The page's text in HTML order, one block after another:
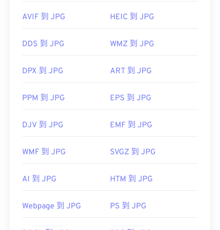
AVIF 到 JPG HEIC 到 JPG
DDS 到 JPG WMZ 到 JPG
DPX 到 JPG ART 到 JPG
PPM 到 JPG EPS 到 JPG
DJV 到 JPG EMF 到 JPG
WMF 到 JPG SVGZ 到 JPG
AI 到 JPG HTM 到 JPG
Webpage 到 JPG PS 到 JPG